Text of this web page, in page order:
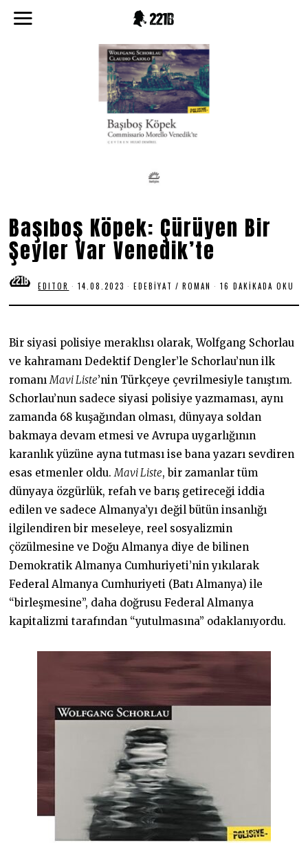
Başıboş Köpek: Çürüyen Bir
Şeyler Var Venedik’te
EDITOR 14.08.2023 1
.
2
0
2
3
EDEBIYAT / ROMAN 16 DAKIKADA OKU
Bir siyasi polisiye meraklısı olarak, Wolfgang Schorlau
ve kahramanı Dedektif Dengler’le Schorlau’nun ilk
romanı Mavi Liste’nin Türkçeye çevrilmesiyle tanıştım.
Schorlau’nun sadece siyasi polisiye yazmaması, aynı
zamanda 68 kuşağından olması, dünyaya soldan
bakmaya devam etmesi ve Avrupa uygarlığının
karanlık yüzüne ayna tutması ise bana yazarı sevdiren
esas etmenler oldu. Mavi Liste, bir zamanlar tüm
dünyaya özgürlük, refah ve barış getireceği iddia
edilen ve sadece Almanya’yı değil bütün insanlığı
ilgilendiren bir meseleye, reel sosyalizmin
çözülmesine ve Doğu Almanya diye de bilinen
Demokratik Almanya Cumhuriyeti’nin yıkılarak
Federal Almanya Cumhuriyeti (Batı Almanya) ile
“birleşmesine”, daha doğrusu Federal Almanya
kapitalizmi tarafından “yutulmasına” odaklanıyordu.